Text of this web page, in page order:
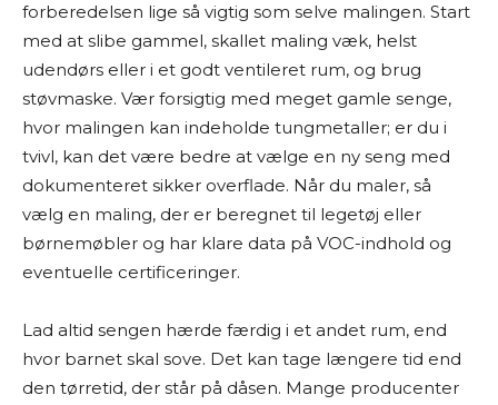
forberedelsen lige så vigtig som selve malingen. Start
med at slibe gammel, skallet maling væk, helst
udendørs eller i et godt ventileret rum, og brug
støvmaske. Vær forsigtig med meget gamle senge,
hvor malingen kan indeholde tungmetaller; er du i
tvivl, kan det være bedre at vælge en ny seng med
dokumenteret sikker overflade. Når du maler, så
vælg en maling, der er beregnet til legetøj eller
børnemøbler og har klare data på VOC-indhold og
eventuelle certificeringer.
Lad altid sengen hærde færdig i et andet rum, end
hvor barnet skal sove. Det kan tage længere tid end
den tørretid, der står på dåsen. Mange producenter